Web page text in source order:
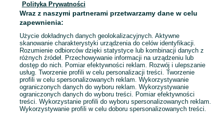
Mapa ministron
Popularne wyszukiwania
Polityka Prywatności
Wraz z naszymi partnerami przetwarzamy dane w celu
zapewnienia:
Użycie dokładnych danych geolokalizacyjnych. Aktywne
skanowanie charakterystyki urządzenia do celów identyfikacji.
Rozumienie odbiorców dzięki statystyce lub kombinacji danych z
różnych źródeł. Przechowywanie informacji na urządzeniu lub
dostęp do nich. Pomiar efektywności reklam. Rozwój i ulepszanie
usług. Tworzenie profili w celu personalizacji treści. Tworzenie
profili w celu spersonalizowanych reklam. Wykorzystywanie
ograniczonych danych do wyboru reklam. Wykorzystywanie
ograniczonych danych do wyboru treści. Pomiar efektywności
treści. Wykorzystanie profili do wyboru spersonalizowanych reklam.
Wykorzystywanie profili w celu doboru spersonalizowanych treści.